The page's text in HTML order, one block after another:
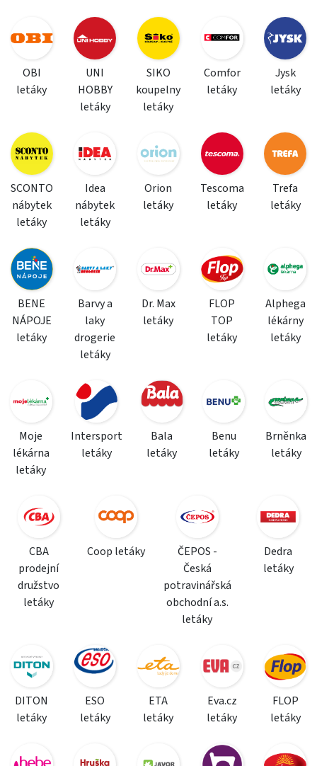
OBI
letáky
UNI
HOBBY
letáky
SIKO
koupelny
letáky
Comfor
letáky
Jysk
letáky
SCONTO
nábytek
letáky
Idea
nábytek
letáky
Orion
letáky
Tescoma
letáky
Trefa
letáky
BENE
NÁPOJE
letáky
Barvy a
laky
drogerie
letáky
Dr. Max
letáky
FLOP
TOP
letáky
Alphega
lékárny
letáky
Moje
lékárna
letáky
Intersport
letáky
Bala
letáky
Benu
letáky
Brněnka
letáky
CBA
prodejní
družstvo
letáky
Coop letáky
ČEPOS -
Česká
potravinářská
obchodní a.s.
letáky
Dedra
letáky
DITON
letáky
ESO
letáky
ETA
letáky
Eva.cz
letáky
FLOP
letáky